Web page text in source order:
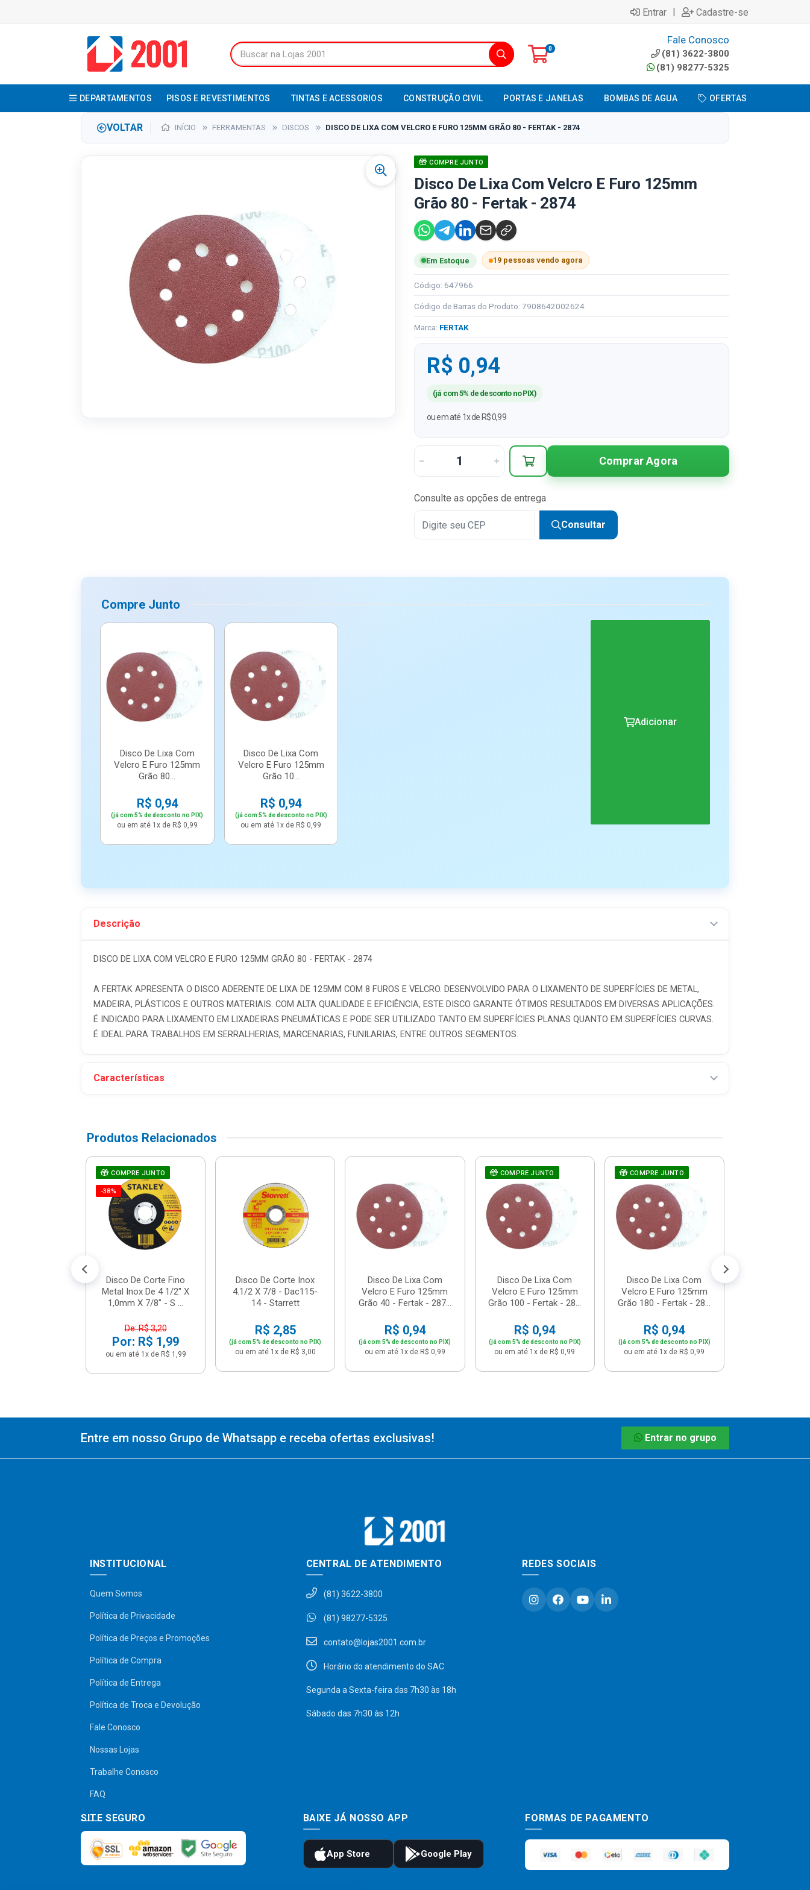
Entrar | Cadastre-se
0
Fale Conosco
(81) 3622-3800
(81) 98277-5325
DEPARTAMENTOS PISOS E REVESTIMENTOS TINTAS E ACESSORIOS CONSTRUÇÃO CIVIL PORTAS E JANELAS BOMBAS DE AGUA OFERTAS
VOLTAR INÍCIO FERRAMENTAS DISCOS DISCO DE LIXA COM VELCRO E FURO 125MM GRÃO 80 - FERTAK - 2874
COMPRE JUNTO
Disco De Lixa Com Velcro E Furo 125mm
Grão 80 - Fertak - 2874
Em Estoque 19 pessoas vendo agora
Código: 647966
Código de Barras do Produto: 7908642002624
Marca: FERTAK
R$ 0,94
(já com 5% de desconto no PIX)
ou em até 1x de R$ 0,99
Comprar Agora
Consulte as opções de entrega
Consultar
Compre Junto
Disco De Lixa Com
Velcro E Furo 125mm
Grão 80...
R$ 0,94
(já com 5% de desconto no PIX)
ou em até 1x de R$ 0,99
Disco De Lixa Com
Velcro E Furo 125mm
Grão 10...
R$ 0,94
(já com 5% de desconto no PIX)
ou em até 1x de R$ 0,99
Adicionar
Descrição
DISCO DE LIXA COM VELCRO E FURO 125MM GRÃO 80 - FERTAK - 2874
A FERTAK APRESENTA O DISCO ADERENTE DE LIXA DE 125MM COM 8 FUROS E VELCRO. DESENVOLVIDO PARA O LIXAMENTO DE SUPERFÍCIES DE METAL,
MADEIRA, PLÁSTICOS E OUTROS MATERIAIS. COM ALTA QUALIDADE E EFICIÊNCIA, ESTE DISCO GARANTE ÓTIMOS RESULTADOS EM DIVERSAS APLICAÇÕES.
É INDICADO PARA LIXAMENTO EM LIXADEIRAS PNEUMÁTICAS E PODE SER UTILIZADO TANTO EM SUPERFÍCIES PLANAS QUANTO EM SUPERFÍCIES CURVAS.
É IDEAL PARA TRABALHOS EM SERRALHERIAS, MARCENARIAS, FUNILARIAS, ENTRE OUTROS SEGMENTOS.
Características
Produtos Relacionados
COMPRE JUNTO
-38%
Disco De Corte Fino
Metal Inox De 4 1/2" X
1,0mm X 7/8" - S ...
De: R$ 3,20
Por: R$ 1,99
ou em até 1x de R$ 1,99
Disco De Corte Inox
4.1/2 X 7/8 - Dac115-
14 - Starrett
R$ 2,85
(já com 5% de desconto no PIX)
ou em até 1x de R$ 3,00
Disco De Lixa Com
Velcro E Furo 125mm
Grão 40 - Fertak - 287...
R$ 0,94
(já com 5% de desconto no PIX)
ou em até 1x de R$ 0,99
COMPRE JUNTO
Disco De Lixa Com
Velcro E Furo 125mm
Grão 100 - Fertak - 28...
R$ 0,94
(já com 5% de desconto no PIX)
ou em até 1x de R$ 0,99
COMPRE JUNTO
Disco De Lixa Com
Velcro E Furo 125mm
Grão 180 - Fertak - 28...
R$ 0,94
(já com 5% de desconto no PIX)
ou em até 1x de R$ 0,99
Entre em nosso Grupo de Whatsapp e receba ofertas exclusivas! Entrar no grupo
INSTITUCIONAL
Quem Somos
Política de Privacidade
Política de Preços e Promoções
Política de Compra
Política de Entrega
Política de Troca e Devolução
Fale Conosco
Nossas Lojas
Trabalhe Conosco
FAQ
CENTRAL DE ATENDIMENTO
(81) 3622-3800
(81) 98277-5325
contato@lojas2001.com.br
Horário do atendimento do SAC
Segunda a Sexta-feira das 7h30 às 18h
Sábado das 7h30 às 12h
REDES SOCIAIS
SITE SEGURO BAIXE JÁ NOSSO APP FORMAS DE PAGAMENTO